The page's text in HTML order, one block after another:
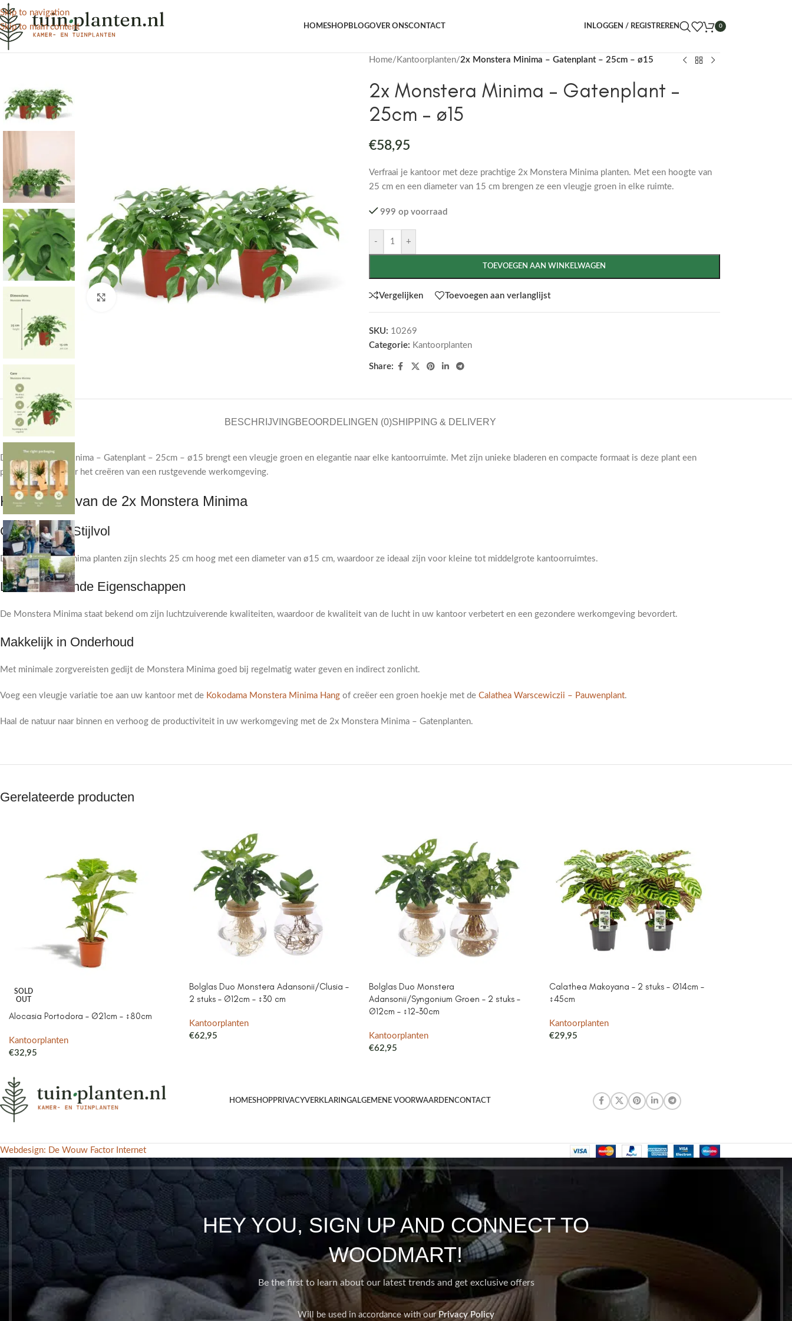
Skip to navigation
Skip to main content
HOMESHOPBLOGOVER ONSCONTACT INLOGGEN / REGISTREREN 0
Click to enlarge
Home/ Kantoorplanten/2x Monstera Minima – Gatenplant – 25cm – ø15
2x Monstera Minima – Gatenplant –
25cm – ø15
€58,95
Verfraai je kantoor met deze prachtige 2x Monstera Minima planten. Met een hoogte van
25 cm en een diameter van 15 cm brengen ze een vleugje groen in elke ruimte.
999 op voorraad
- +
TOEVOEGEN AAN WINKELWAGEN
Vergelijken Toevoegen aan verlanglijst
SKU: 10269
Categorie: Kantoorplanten
Share:
BESCHRIJVINGBEOORDELINGEN (0)SHIPPING & DELIVERY
De 2x Monstera Minima – Gatenplant – 25cm – ø15 brengt een vleugje groen en elegantie naar elke kantoorruimte. Met zijn unieke bladeren en compacte formaat is deze plant een
perfecte keuze voor het creëren van een rustgevende werkomgeving.
Kenmerken van de 2x Monstera Minima
Compact en Stijlvol
Deze Monstera Minima planten zijn slechts 25 cm hoog met een diameter van ø15 cm, waardoor ze ideaal zijn voor kleine tot middelgrote kantoorruimtes.
Luchtzuiverende Eigenschappen
De Monstera Minima staat bekend om zijn luchtzuiverende kwaliteiten, waardoor de kwaliteit van de lucht in uw kantoor verbetert en een gezondere werkomgeving bevordert.
Makkelijk in Onderhoud
Met minimale zorgvereisten gedijt de Monstera Minima goed bij regelmatig water geven en indirect zonlicht.
Voeg een vleugje variatie toe aan uw kantoor met de Kokodama Monstera Minima Hang of creëer een groen hoekje met de Calathea Warscewiczii – Pauwenplant.
Haal de natuur naar binnen en verhoog de productiviteit in uw werkomgeving met de 2x Monstera Minima – Gatenplanten.
Gerelateerde producten
SOLD
OUT
Alocasia Portodora – Ø21cm – ↕80cm
Kantoorplanten
€32,95
Bolglas Duo Monstera Adansonii/Clusia –
2 stuks – Ø12cm – ↕30 cm
Kantoorplanten
€62,95
Bolglas Duo Monstera
Adansonii/Syngonium Groen – 2 stuks –
Ø12cm – ↕12-30cm
Kantoorplanten
€62,95
Calathea Makoyana – 2 stuks – Ø14cm –
↕45cm
Kantoorplanten
€29,95
HOMESHOPPRIVACYVERKLARINGALGEMENE VOORWAARDENCONTACT
Webdesign: De Wouw Factor Internet
HEY YOU, SIGN UP AND CONNECT TO
WOODMART!
Be the first to learn about our latest trends and get exclusive offers
Will be used in accordance with ourPrivacy Policy